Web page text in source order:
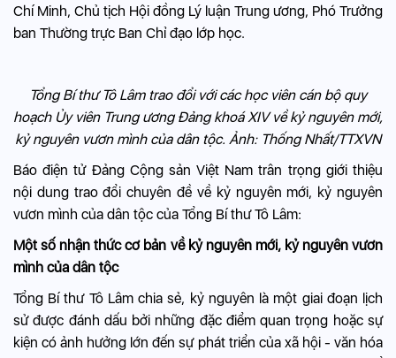
Chí Minh, Chủ tịch Hội đồng Lý luận Trung ương, Phó Trưởng
ban Thường trực Ban Chỉ đạo lớp học.
Tổng Bí thư Tô Lâm trao đổi với các học viên cán bộ quy
hoạch Ủy viên Trung ương Đảng khoá XIV về kỷ nguyên mới,
kỷ nguyên vươn mình của dân tộc. Ảnh: Thống Nhất/TTXVN
Báo điện tử Đảng Cộng sản Việt Nam trân trọng giới thiệu
nội dung trao đổi chuyên đề về kỷ nguyên mới, kỷ nguyên
vươn mình của dân tộc của Tổng Bí thư Tô Lâm:
Một số nhận thức cơ bản về kỷ nguyên mới, kỷ nguyên vươn
mình của dân tộc
Tổng Bí thư Tô Lâm chia sẻ, kỷ nguyên là một giai đoạn lịch
sử được đánh dấu bởi những đặc điểm quan trọng hoặc sự
kiện có ảnh hưởng lớn đến sự phát triển của xã hội - văn hóa